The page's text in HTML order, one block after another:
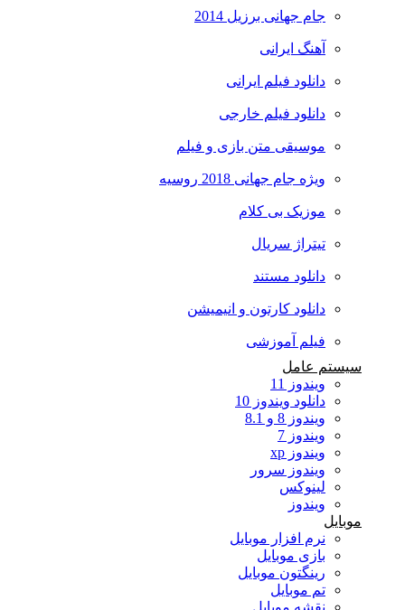
جام جهانی برزیل 2014
آهنگ ایرانی
دانلود فیلم ایرانی
دانلود فیلم خارجی
موسیقی متن بازی و فیلم
ویژه جام جهانی 2018 روسیه
موزیک بی کلام
تیتراژ سریال
دانلود مستند
دانلود کارتون و انیمیشن
فیلم آموزشی
سیستم عامل
ویندوز 11
دانلود ویندوز 10
ویندوز 8 و 8.1
ویندوز 7
ویندوز xp
ویندوز سرور
لینوکس
ویندوز
نرم افزار موبایل
بازی موبایل
رینگتون موبایل
تم موبایل
نقشه موبایل